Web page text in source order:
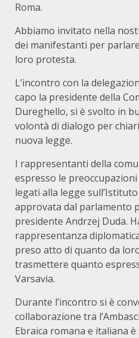
Roma.
Abbiamo invitato nella
dei manifestanti per
loro protesta.
L’incontro con la
capo la presidente della
Dureghello, si è svolto in
volontà di dialogo per
nuova legge.
I rappresentanti della
espresso le
legati alla legge
approvata dal parlamento
presidente Andrzej Duda.
rappresentanza
preso atto di quanto da
trasmettere quanto
Varsavia.
Durante l’incontro si è
collaborazione tra
Ebraica romana e italiana